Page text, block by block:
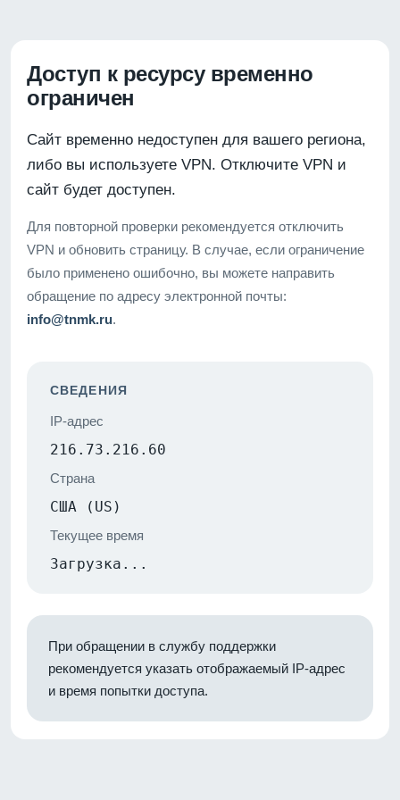
Доступ к ресурсу временно
ограничен
Сайт временно недоступен для вашего региона,
либо вы используете VPN. Отключите VPN и
сайт будет доступен.
Для повторной проверки рекомендуется отключить
VPN и обновить страницу. В случае, если ограничение
было применено ошибочно, вы можете направить
обращение по адресу электронной почты:
info@tnmk.ru.
СВЕДЕНИЯ
IP-адрес
216.73.216.60
Страна
США (US)
Текущее время
Загрузка...
При обращении в службу поддержки
рекомендуется указать отображаемый IP-адрес
и время попытки доступа.